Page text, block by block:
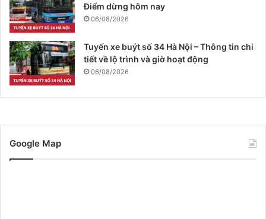
Điểm dừng hôm nay
06/08/2026
Tuyến xe buýt số 34 Hà Nội – Thông tin chi
tiết về lộ trình và giờ hoạt động
06/08/2026
Google Map